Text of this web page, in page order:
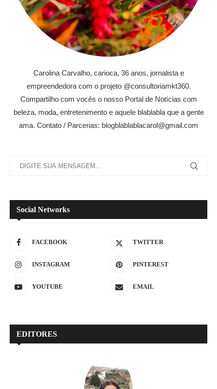
Carolina Carvalho, carioca, 36 anos, jornalista e
empreendedora com o projeto @consultoriamkt360.
Compartilho com vocês o nosso Portal de Notícias com
beleza, moda, entretenimento e aquele blablabla que a gente
ama. Contato / Parcerias: blogblablablacarol@gmail.com
Social Networks
FACEBOOK TWITTER
INSTAGRAM PINTEREST
YOUTUBE EMAIL
EDITORES